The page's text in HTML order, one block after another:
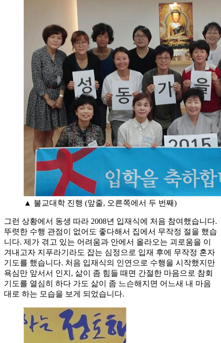
▲ 불교대학 진행 (앞줄, 오른쪽에서 두 번째)
그런 상황에서 동생 따라 2008년 입재식에 처음 참여했습니다.
뚜렷한 수행 관점이 없어도 좋다해서 집에서 무작정 절을 했습
니다. 제가 겪고 있는 어려움과 안에서 올라오는 괴로움을 이
겨내고자 지푸라기라도 잡는 심정으로 입재 후에 무작정 혼자
기도를 했습니다. 처음 입재식의 인연으로 수행을 시작했지만
욕심만 앞서서 인지, 삶이 좀 힘들 때면 간절한 마음으로 참회
기도를 열심히 하다 가도 삶이 좀 느슨해지면 어느새 내 마음
대로 하는 모습을 보게 되었습니다.